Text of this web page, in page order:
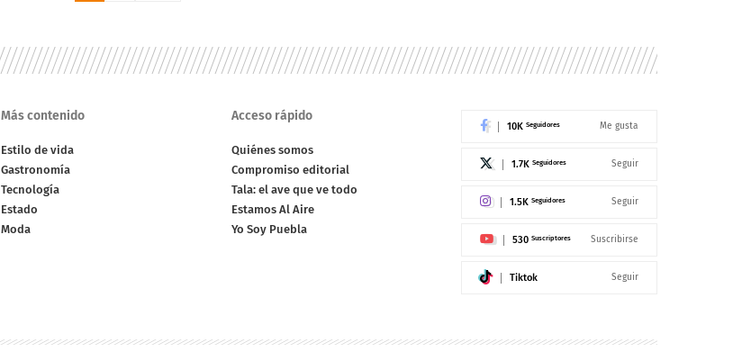
Más contenido
Estilo de vida
Gastronomía
Tecnología
Estado
Moda
Acceso rápido
Quiénes somos
Compromiso editorial
Tala: el ave que ve todo
Estamos Al Aire
Yo Soy Puebla
10K Seguidores Me gusta
1.7K Seguidores Seguir
1.5K Seguidores Seguir
530 Suscriptores Suscribirse
Tiktok Seguir